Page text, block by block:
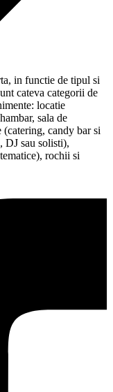
in functie de tipul si
cateva categorii de
locatie
sala de
candy bar si
DJ sau solisti),
rochii si